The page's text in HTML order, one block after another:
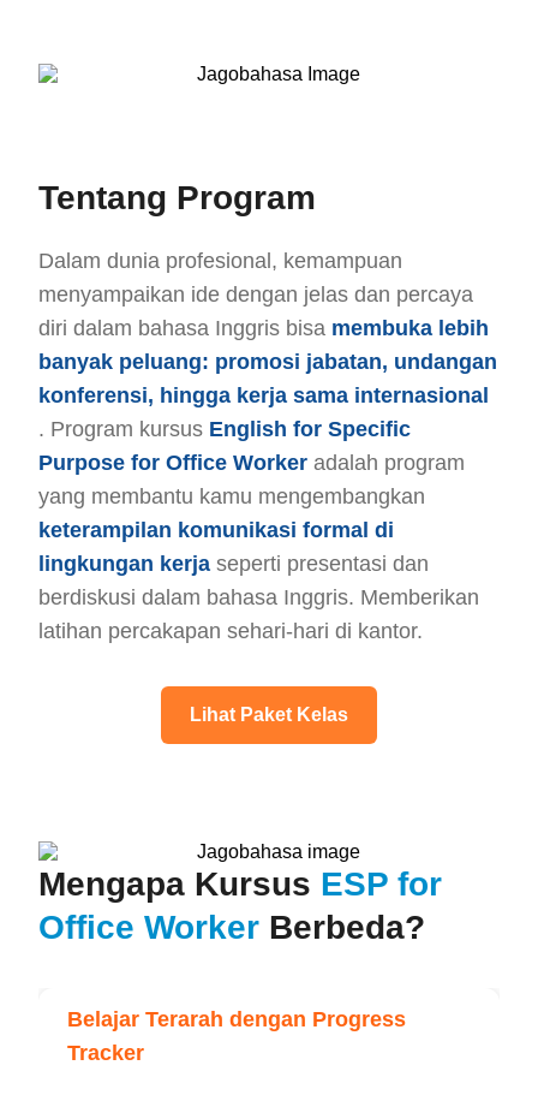
Tentang Program
Dalam dunia profesional, kemampuan
menyampaikan ide dengan jelas dan percaya
diri dalam bahasa Inggris bisa membuka lebih
banyak peluang: promosi jabatan, undangan
konferensi, hingga kerja sama internasional
. Program kursus English for Specific
Purpose for Office Worker adalah program
yang membantu kamu mengembangkan
keterampilan komunikasi formal di
lingkungan kerja seperti presentasi dan
berdiskusi dalam bahasa Inggris. Memberikan
latihan percakapan sehari-hari di kantor.
Lihat Paket Kelas
Mengapa Kursus ESP for
Office Worker Berbeda?
Belajar Terarah dengan Progress
Tracker